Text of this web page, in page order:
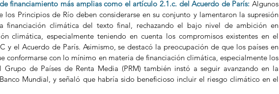
financiamiento más amplias como el artículo 2.1.c. del Acuerdo de París: Algunos
los Principios de Río deben considerarse en su conjunto y lamentaron la supresión
financiación climática del texto final, rechazando el bajo nivel de ambición en
climática, especialmente teniendo en cuenta los compromisos existentes en el
y el Acuerdo de París. Asimismo, se destacó la preocupación de que los países en
conformarse con lo mínimo en materia de financiación climática, especialmente los
Grupo de Países de Renta Media (PRM) también instó a seguir avanzando en la
Mundial, y señaló que habría sido beneficioso incluir el riesgo climático en el